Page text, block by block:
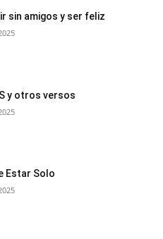
sin amigos y ser feliz
y otros versos
Estar Solo